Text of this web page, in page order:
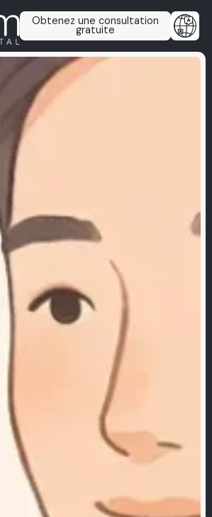
Obtenez une consultation
gratuite